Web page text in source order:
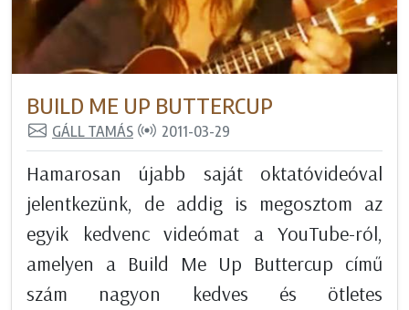
BUILD ME UP BUTTERCUP
GÁLL TAMÁS 2011-03-29
Hamarosan újabb saját oktatóvideóval
jelentkezünk, de addig is megosztom az
egyik kedvenc videómat a YouTube-ról,
amelyen a Build Me Up Buttercup című
szám nagyon kedves és ötletes